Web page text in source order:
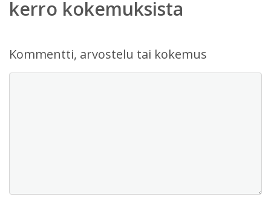
kerro kokemuksista
Kommentti, arvostelu tai kokemus